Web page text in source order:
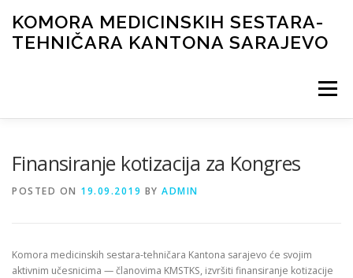
content
KOMORA MEDICINSKIH SESTARA-
TEHNIČARA KANTONA SARAJEVO
Menu
Finansiranje kotizacija za Kongres
POSTED ON 19.09.2019 BY ADMIN
Komora medicinskih sestara-tehničara Kantona sarajevo će svojim
aktivnim učesnicima — članovima KMSTKS, izvršiti finansiranje kotizacije